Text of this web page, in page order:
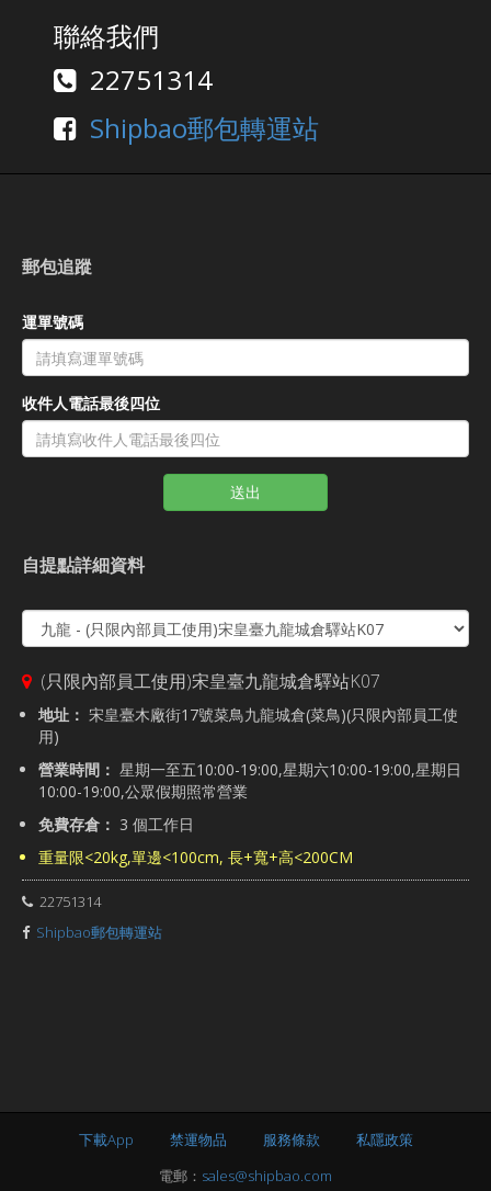
聯絡我們
22751314
Shipbao郵包轉運站
郵包追蹤
運單號碼
收件人電話最後四位
送出
自提點詳細資料
(只限內部員工使用)宋皇臺九龍城倉驛站K07
地址： 宋皇臺木廠街17號菜鳥九龍城倉(菜鳥)(只限內部員工使
用)
營業時間： 星期一至五10:00-19:00,星期六10:00-19:00,星期日
10:00-19:00,公眾假期照常營業
免費存倉： 3 個工作日
重量限<20kg,單邊<100cm, 長+寬+高<200CM
22751314
Shipbao郵包轉運站
下載App 禁運物品 服務條款
私隱政策
電郵： sales@shipbao.com